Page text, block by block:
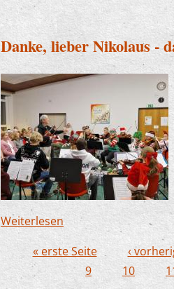
Danke, lieber Nikolaus -
Weiterlesenüber Danke, lieber
Seiten
« erste Seite ‹
9
10